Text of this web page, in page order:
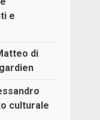
e
di
culturale